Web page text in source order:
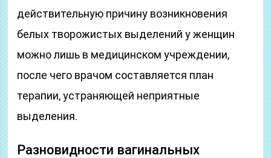
действительную причину возникновения
белых творожистых выделений у женщин
можно лишь в медицинском учреждении,
после чего врачом составляется план
терапии, устраняющей неприятные
выделения.
Разновидности вагинальных